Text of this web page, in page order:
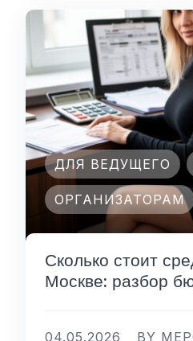
ДЛЯ ВЕДУЩЕГО
ОРГАНИЗАТОРАМ
Сколько стоит
Москве: разбор
04.05.2026 BY